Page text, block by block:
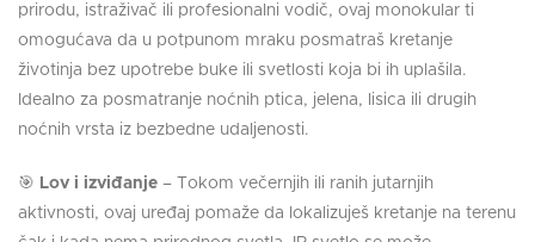
prirodu, istraživač ili profesionalni vodič, ovaj monokular ti
omogućava da u potpunom mraku posmatraš kretanje
životinja bez upotrebe buke ili svetlosti koja bi ih uplašila.
Idealno za posmatranje noćnih ptica, jelena, lisica ili drugih
noćnih vrsta iz bezbedne udaljenosti.
🎯 Lov i izviđanje – Tokom večernjih ili ranih jutarnjih
aktivnosti, ovaj uređaj pomaže da lokalizuješ kretanje na terenu